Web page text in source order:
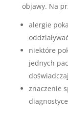
objawy. Na
alergie
niektóre
jednych
znaczenie